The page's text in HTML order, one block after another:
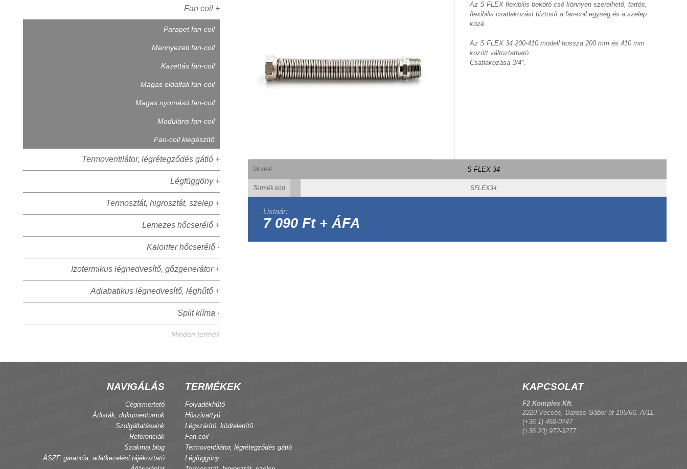
Fan coil +
Parapet fan-coil
Mennyezeti fan-coil
Kazettás fan-coil
Magas oldalfali fan-coil
Magas nyomású fan-coil
Moduláris fan-coil
Fan-coil kiegészítő
Termoventilátor, légrétegződés gátló +
Légfüggöny +
Termosztát, higrosztát, szelep +
Lemezes hőcserélő +
Kalorifer hőcserélő ·
Izotermikus légnedvesítő, gőzgenerátor +
Adiabatikus légnedvesítő, léghűtő +
Split klíma ·
Minden termék
Az S FLEX flexibilis bekötő cső könnyen szerelhető, tartós,
flexibilis csatlakozást biztosít a fan-coil egység és a szelep
közé.
Az S FLEX 34 200-410 modell hossza 200 mm és 410 mm
között változtatható.
Csatlakozása 3/4".
Modell S FLEX 34
Termék kód SFLEX34
Listaár:
7 090 Ft + ÁFA
NAVIGÁLÁS
Cégismertető
Árlisták, dokumentumok
Szolgáltatásaink
Referenciák
Szakmai blog
ÁSZF, garancia, adatkezelési tájékoztató
TERMÉKEK
Folyadékhűtő
Hőszivattyú
Légszárító, ködtelenítő
Fan coil
Termoventilátor, légrétegződés gátló
Légfüggöny
KAPCSOLAT
F2 Komplex Kft.
2220 Vecsés, Baross Gábor út 195/66. A/11.
(+36 1) 459-0747
(+36 20) 972-3277